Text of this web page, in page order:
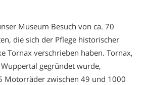
Museum Besuch von ca. 70
die sich der Pflege historischer
Tornax verschrieben haben. Tornax,
gegründet wurde,
Motorräder zwischen 49 und 1000